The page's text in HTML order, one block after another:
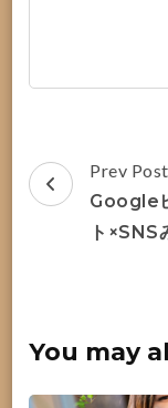
PostPrev Post
Google
ト×SNS
You may